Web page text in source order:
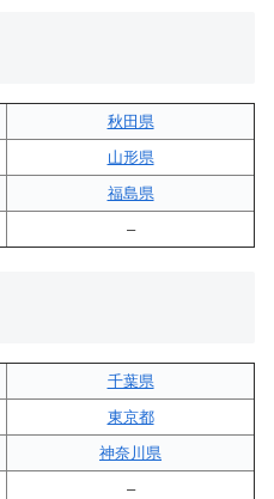
秋田県
山形県
福島県
–
千葉県
東京都
神奈川県
–